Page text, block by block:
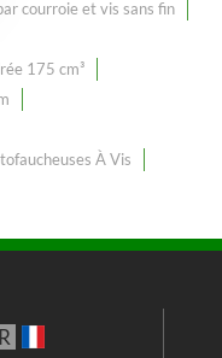
courroie et vis sans fin
175 cm³
À Vis